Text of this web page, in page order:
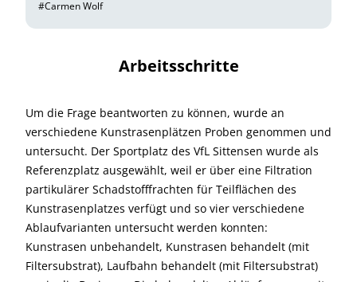
#Carmen Wolf
Arbeitsschritte
Um die Frage beantworten zu können, wurde an
verschiedene Kunstrasenplätzen Proben genommen und
untersucht. Der Sportplatz des VfL Sittensen wurde als
Referenzplatz ausgewählt, weil er über eine Filtration
partikulärer Schadstofffrachten für Teilflächen des
Kunstrasenplatzes verfügt und so vier verschiedene
Ablaufvarianten untersucht werden konnten:
Kunstrasen unbehandelt, Kunstrasen behandelt (mit
Filtersubstrat), Laufbahn behandelt (mit Filtersubstrat)